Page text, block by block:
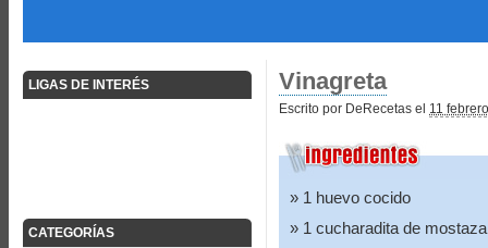
LIGAS DE INTERÉS
CATEGORÍAS
Vinagreta
Escrito por DeRecetas el 11
1 huevo cocido
1 cucharadita de mostaza